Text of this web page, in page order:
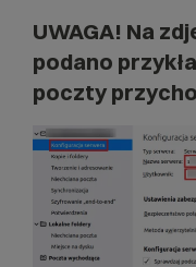
UWAGA! Na
podano
poczty